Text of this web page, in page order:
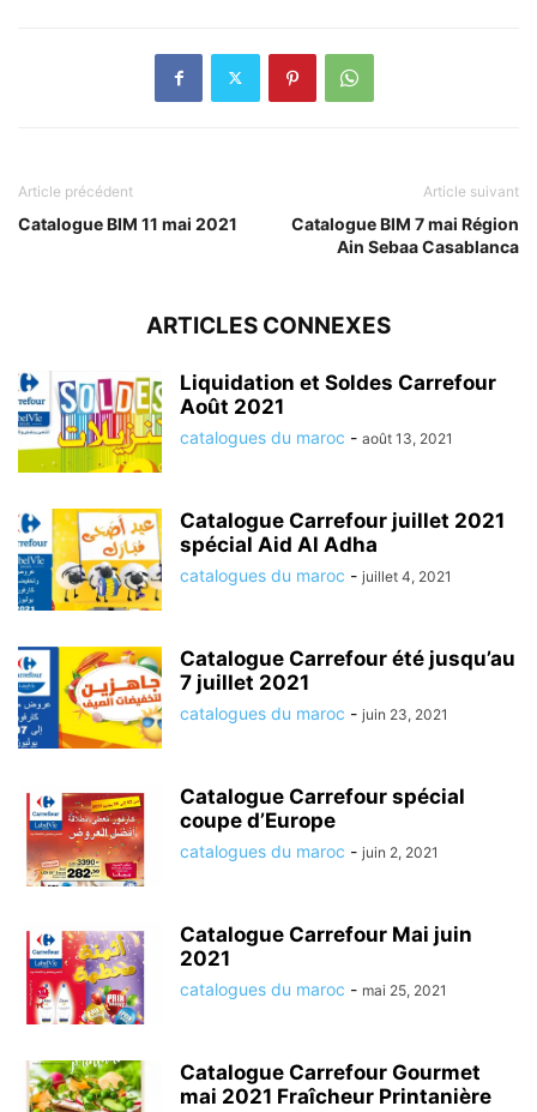
Article précédent
Catalogue BIM 11 mai 2021
Article suivant
Catalogue BIM 7 mai Région
Ain Sebaa Casablanca
ARTICLES CONNEXES
Liquidation et Soldes Carrefour
Août 2021
catalogues du maroc - août 13, 2021
Catalogue Carrefour juillet 2021
spécial Aid Al Adha
catalogues du maroc - juillet 4, 2021
Catalogue Carrefour été jusqu’au
7 juillet 2021
catalogues du maroc - juin 23, 2021
Catalogue Carrefour spécial
coupe d’Europe
catalogues du maroc - juin 2, 2021
Catalogue Carrefour Mai juin
2021
catalogues du maroc - mai 25, 2021
Catalogue Carrefour Gourmet
mai 2021 Fraîcheur Printanière